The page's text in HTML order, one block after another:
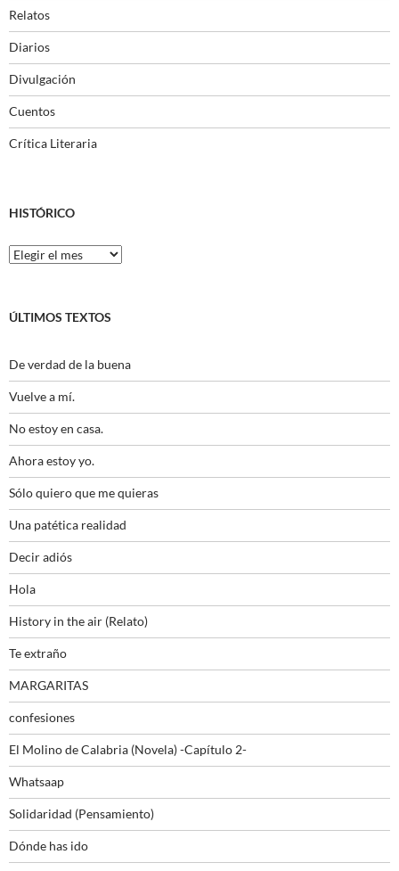
Relatos
Diarios
Divulgación
Cuentos
Crítica Literaria
HISTÓRICO
Histórico
ÚLTIMOS TEXTOS
De verdad de la buena
Vuelve a mí.
No estoy en casa.
Ahora estoy yo.
Sólo quiero que me quieras
Una patética realidad
Decir adiós
Hola
History in the air (Relato)
Te extraño
MARGARITAS
confesiones
El Molino de Calabria (Novela) -Capítulo 2-
Whatsaap
Solidaridad (Pensamiento)
Dónde has ido